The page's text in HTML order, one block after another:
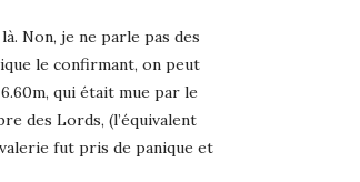
Non, je ne parle pas des
le confirmant, on peut
qui était mue par le
des Lords, (l’équivalent
fut pris de panique et